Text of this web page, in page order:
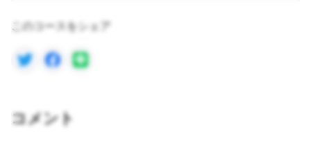
このコースをシェア
コメント